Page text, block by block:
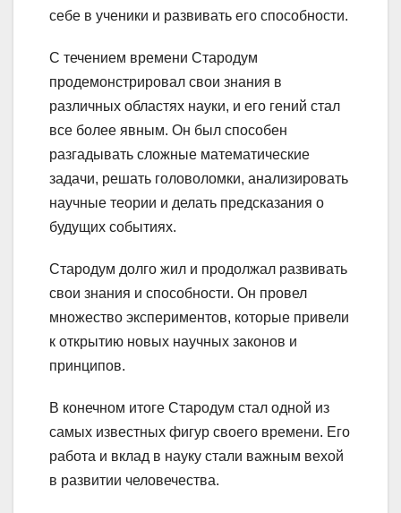
себе в ученики и развивать его способности.
С течением времени Стародум
продемонстрировал свои знания в
различных областях науки, и его гений стал
все более явным. Он был способен
разгадывать сложные математические
задачи, решать головоломки, анализировать
научные теории и делать предсказания о
будущих событиях.
Стародум долго жил и продолжал развивать
свои знания и способности. Он провел
множество экспериментов, которые привели
к открытию новых научных законов и
принципов.
В конечном итоге Стародум стал одной из
самых известных фигур своего времени. Его
работа и вклад в науку стали важным вехой
в развитии человечества.